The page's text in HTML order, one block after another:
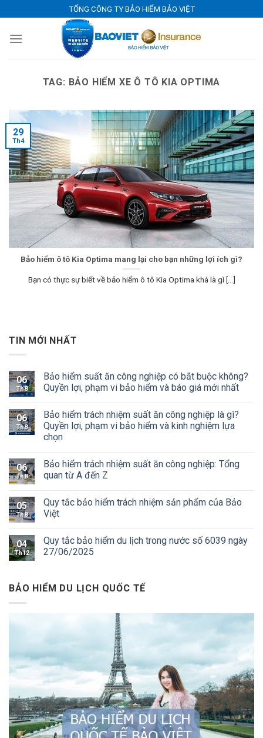
to
content
TỔNG CÔNG TY BẢO HIỂM BẢO VIỆT
TAG: BẢO HIỂM XE Ô TÔ KIA OPTIMA
Bảo hiểm ô tô Kia Optima mang lại cho bạn những lợi ích gì?
Bạn có thực sự biết về bảo hiểm ô tô Kia Optima khá là gì [...]
29
Th4
TIN MỚI NHẤT
06
Th8
Bảo hiểm suất ăn công nghiệp có bắt buộc không?
Quyền lợi, phạm vi bảo hiểm và báo giá mới nhất
06
Th8
Bảo hiểm trách nhiệm suất ăn công nghiệp là gì?
Quyền lợi, phạm vi bảo hiểm và kinh nghiệm lựa
chọn
06
Th8
Bảo hiểm trách nhiệm suất ăn công nghiệp: Tổng
quan từ A đến Z
05
Th8
Quy tắc bảo hiểm trách nhiệm sản phẩm của Bảo
Việt
04
Th12
Quy tắc bảo hiểm du lịch trong nước số 6039 ngày
27/06/2025
BẢO HIỂM DU LỊCH QUỐC TẾ